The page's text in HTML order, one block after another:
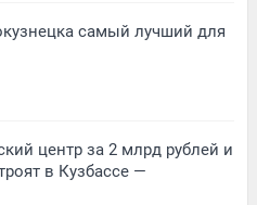
самый лучший для
центр за 2 млрд рублей и
в Кузбассе —